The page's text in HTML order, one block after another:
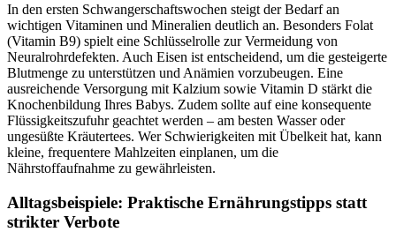
In den ersten Schwangerschaftswochen steigt der Bedarf an
wichtigen Vitaminen und Mineralien deutlich an. Besonders Folat
(Vitamin B9) spielt eine Schlüsselrolle zur Vermeidung von
Neuralrohrdefekten. Auch Eisen ist entscheidend, um die gesteigerte
Blutmenge zu unterstützen und Anämien vorzubeugen. Eine
ausreichende Versorgung mit Kalzium sowie Vitamin D stärkt die
Knochenbildung Ihres Babys. Zudem sollte auf eine konsequente
Flüssigkeitszufuhr geachtet werden – am besten Wasser oder
ungesüßte Kräutertees. Wer Schwierigkeiten mit Übelkeit hat, kann
kleine, frequentere Mahlzeiten einplanen, um die
Nährstoffaufnahme zu gewährleisten.
Alltagsbeispiele: Praktische Ernährungstipps statt
strikter Verbote